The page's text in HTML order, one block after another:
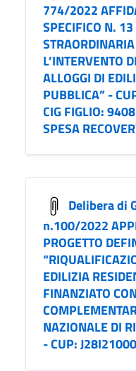
774/2022
SPECIFICO N.
L’INTERVENTO
ALLOGGI DI
PUBBLICA” -
CIG FIGLIO:
SPESA
Delibera di
n.100/2022
PROGETTO
EDILIZIA
FINANZIATO
NAZIONALE DI
- CUP: